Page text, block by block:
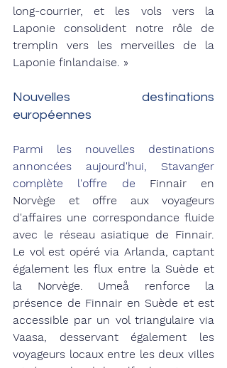
long-courrier, et les vols vers la
Laponie consolident notre rôle de
tremplin vers les merveilles de la
Laponie finlandaise. »
Nouvelles destinations
européennes
Parmi les nouvelles destinations
annoncées aujourd'hui, Stavanger
complète l'offre de Finnair en
Norvège et offre aux voyageurs
d'affaires une correspondance fluide
avec le réseau asiatique de Finnair.
Le vol est opéré via Arlanda, captant
également les flux entre la Suède et
la Norvège. Umeå renforce la
présence de Finnair en Suède et est
accessible par un vol triangulaire via
Vaasa, desservant également les
voyageurs locaux entre les deux villes